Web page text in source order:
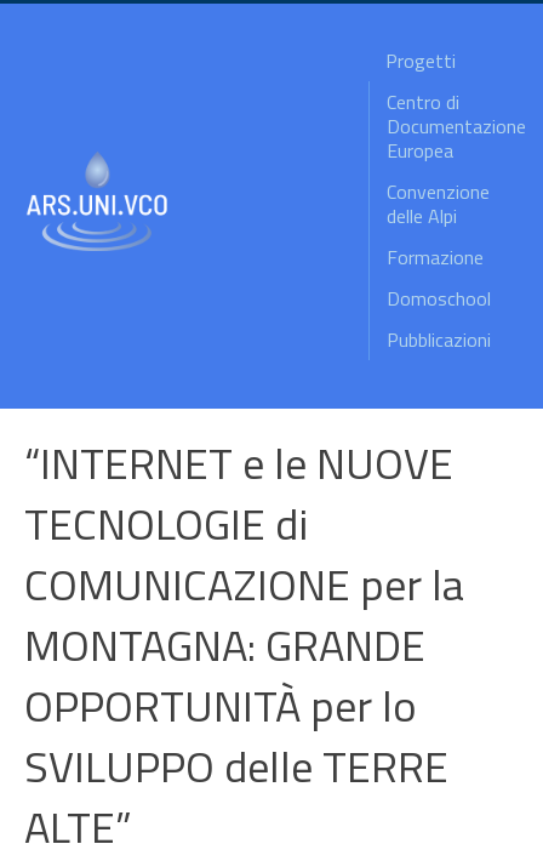
Progetti
Centro di
Documentazione
Europea
Convenzione
delle Alpi
Formazione
Domoschool
Pubblicazioni
“INTERNET e le NUOVE
TECNOLOGIE di
COMUNICAZIONE per la
MONTAGNA: GRANDE
OPPORTUNITÀ per lo
SVILUPPO delle TERRE
ALTE”